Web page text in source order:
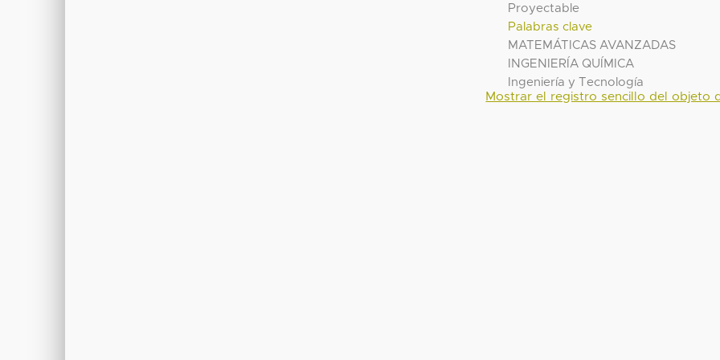
Proyectable
Palabras clave
MATEMÁTICAS AVANZADAS
INGENIERÍA QUÍMICA
Ingeniería y Tecnología
Mostrar el registro sencillo del objeto